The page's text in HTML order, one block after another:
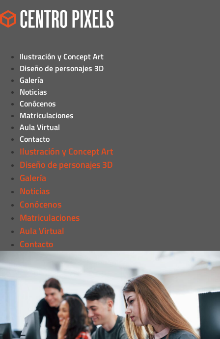
Ilustración y Concept Art
Diseño de personajes 3D
Galería
Noticias
Conócenos
Matriculaciones
Aula Virtual
Contacto
Ilustración y Concept Art
Diseño de personajes 3D
Galería
Noticias
Conócenos
Matriculaciones
Aula Virtual
Contacto